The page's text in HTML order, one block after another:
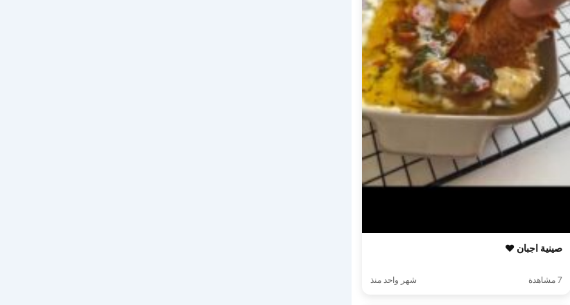
صينية اجبان ♥️
7 مشاهدة شهر واحد منذ